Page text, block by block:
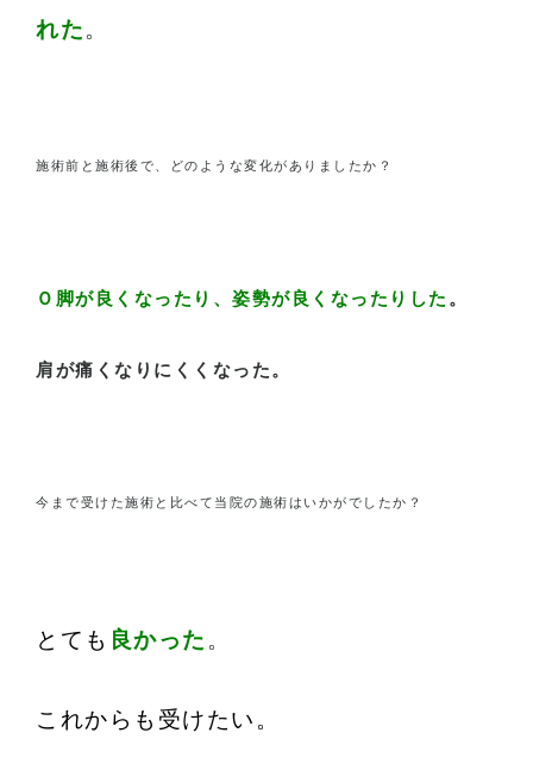
れた。
施術前と施術後で、どのような変化がありましたか？
Ｏ脚が良くなったり、姿勢が良くなったりした 。
肩が痛くなりにくくなった。
今まで受けた施術と比べて当院の施術はいかがでしたか？
とても 良かった 。
これからも受けたい。